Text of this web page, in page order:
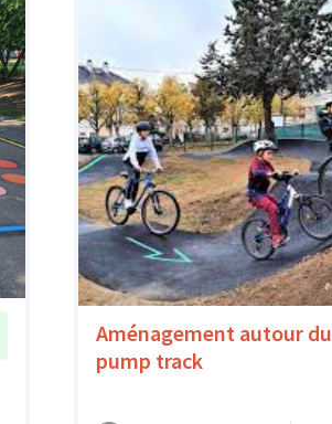
Aménagement autour du
pump track